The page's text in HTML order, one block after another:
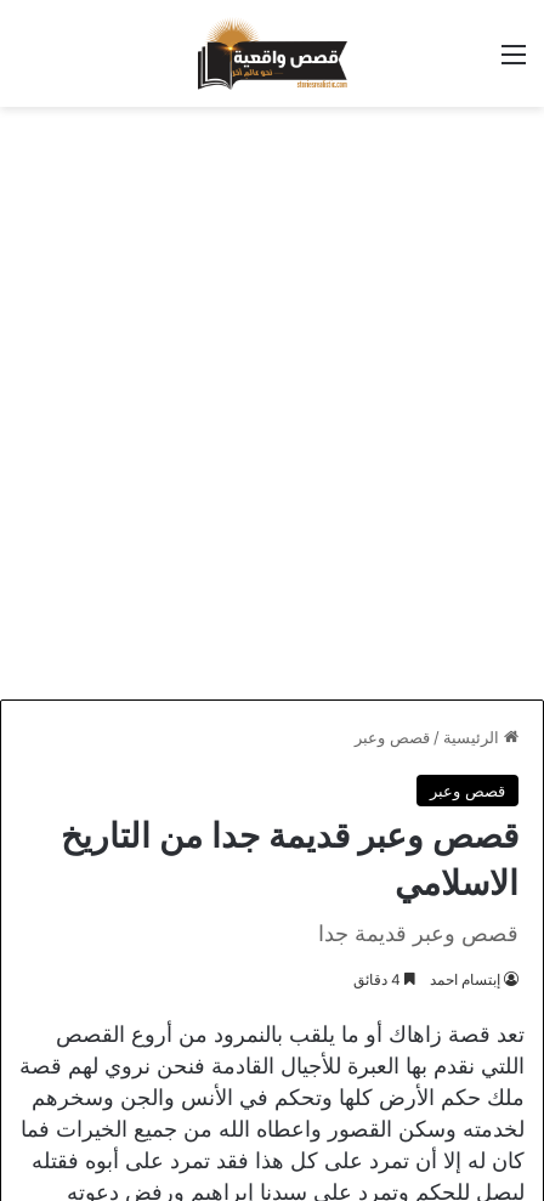
القائمة
الرئيسية / قصص وعبر
قصص وعبر
قصص وعبر قديمة جدا من التاريخ
الاسلامي
قصص وعبر قديمة جدا
إبتسام احمد
تعد قصة زاهاك أو ما يلقب بالنمرود من أروع القصص
اللتي نقدم بها العبرة للأجيال القادمة فنحن نروي لهم قصة
ملك حكم الأرض كلها وتحكم في الأنس والجن وسخرهم
لخدمته وسكن القصور واعطاه الله من جميع الخيرات فما
كان له إلا أن تمرد على كل هذا فقد تمرد على أبوه فقتله
ليصل للحكم وتمرد على سيدنا إبراهيم ورفض دعوته